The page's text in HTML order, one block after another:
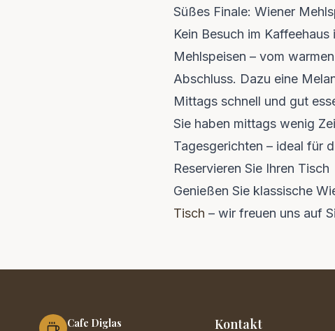
Süßes Finale: Wiener
Kein Besuch im
Mehlspeisen – vom
Abschluss. Dazu eine
Mittags schnell und gut
Sie haben mittags wenig
Tagesgerichten – ideal für
Reservieren Sie Ihren Tisch
Genießen Sie klassische
Tisch – wir freuen uns auf
Cafe Diglas Kontakt